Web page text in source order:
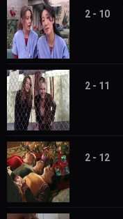
2 - 10
2 - 11
2 - 12